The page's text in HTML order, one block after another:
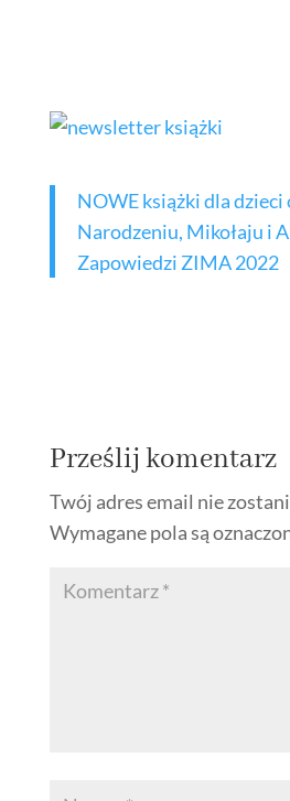
NOWE książki dla dzieci
Narodzeniu, Mikołaju i
Zapowiedzi ZIMA 2022
Prześlij komentarz
Twój adres email nie
Wymagane pola są